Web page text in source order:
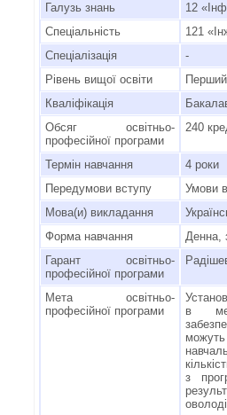
Галузь знань
12
Спеціальність
121
Спеціалізація
-
Рівень вищої освіти
Кваліфікація
Обсяг освітньо-
професійної програми
240
Термін навчання
4 роки
Передумови вступу
Умови
Мова(и) викладання
Форма навчання
Денна,
Гарант освітньо-
професійної програми
Мета освітньо-
професійної програми
в
з